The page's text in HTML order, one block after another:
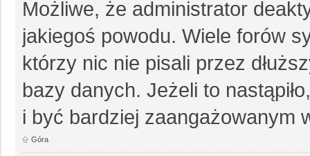
Możliwe, że administrator
jakiegoś powodu. Wiele forów
którzy nic nie pisali przez
bazy danych. Jeżeli to
i być bardziej zaangażowanym
Góra